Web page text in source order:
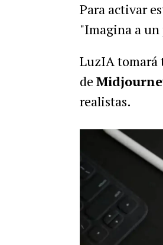
Para activar
"Imagina a
LuzIA tomará
de
realistas.